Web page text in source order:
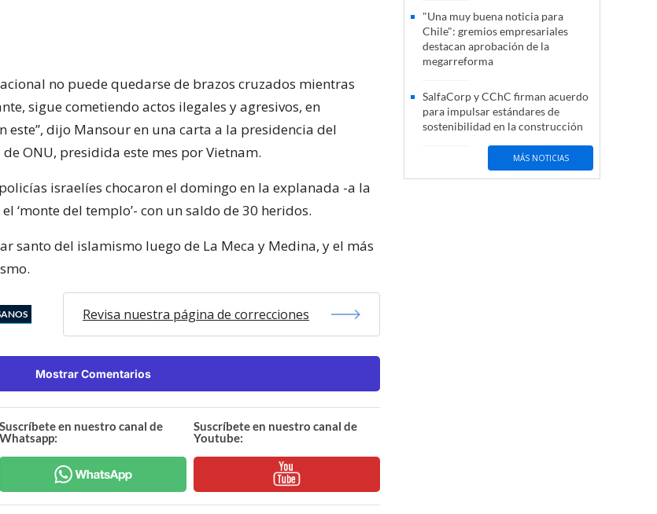
no puede quedarse de brazos cruzados mientras
sigue cometiendo actos ilegales y agresivos, en
este”, dijo Mansour en una carta a la presidencia del
ONU, presidida este mes por Vietnam.
israelíes chocaron el domingo en la explanada -a la
‘monte del templo’- con un saldo de 30 heridos.
santo del islamismo luego de La Meca y Medina, y el más
Revisa nuestra página de correcciones
Mostrar Comentarios
Suscríbete en nuestro canal de
Whatsapp:
Suscríbete en nuestro canal de
Youtube:
"Una muy buena noticia para
Chile": gremios empresariales
destacan aprobación de la
megarreforma
SalfaCorp y CChC firman acuerdo
para impulsar estándares de
sostenibilidad en la construcción
MÁS NOTICIAS